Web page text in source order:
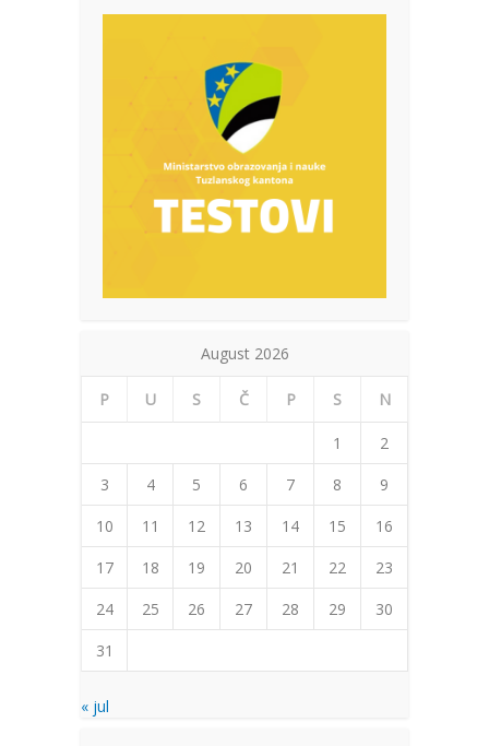
August 2026
P U S Č P S N
1
2
3
4 5 6 7 8
9
10
11 12 13 14 15
16
17
18 19 20 21 22
23
24
25 26 27 28 29
30
31
« jul